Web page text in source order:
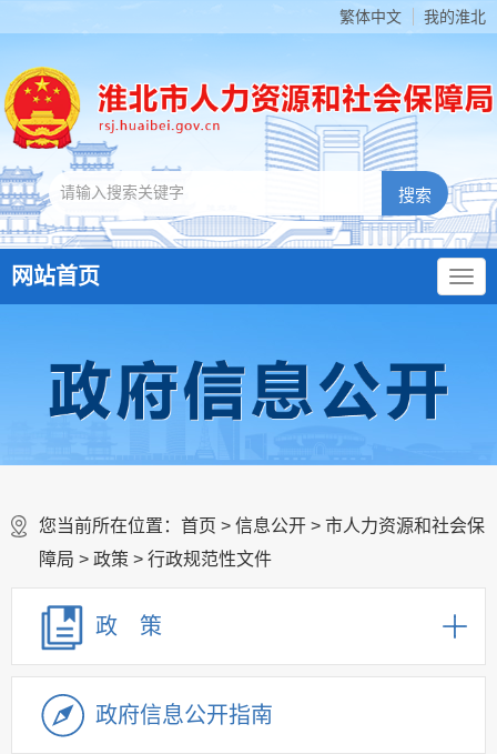
繁体中文 我的淮北
网站首页
您当前所在位置： 首页 > 信息公开 > 市人力资源和社会保
障局 > 政策 > 行政规范性文件
政 策
政府信息公开指南